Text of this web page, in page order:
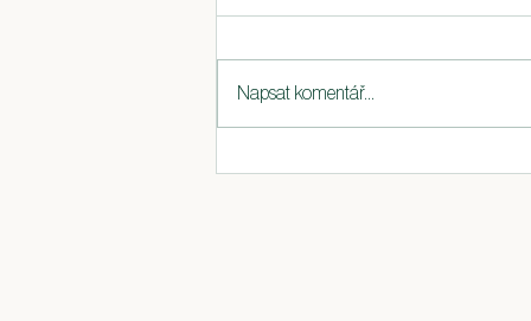
Napsat komentář...